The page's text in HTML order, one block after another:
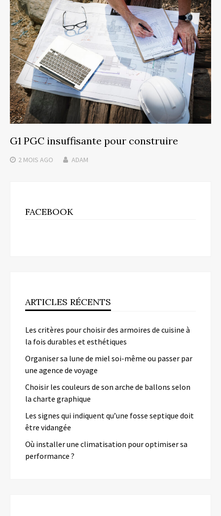
G1 PGC insuffisante pour construire
2 MOIS AGO ADAM
FACEBOOK
ARTICLES RÉCENTS
Les critères pour choisir des armoires de cuisine à
la fois durables et esthétiques
Organiser sa lune de miel soi-même ou passer par
une agence de voyage
Choisir les couleurs de son arche de ballons selon
la charte graphique
Les signes qui indiquent qu’une fosse septique doit
être vidangée
Où installer une climatisation pour optimiser sa
performance ?